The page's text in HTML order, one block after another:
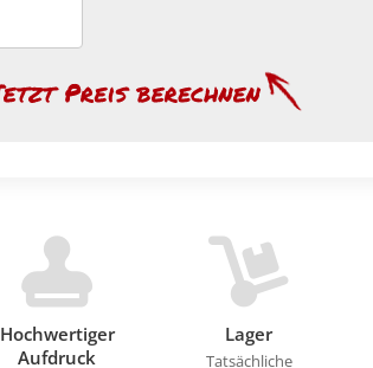
Hochwertiger
Aufdruck
Lager
Tatsächliche